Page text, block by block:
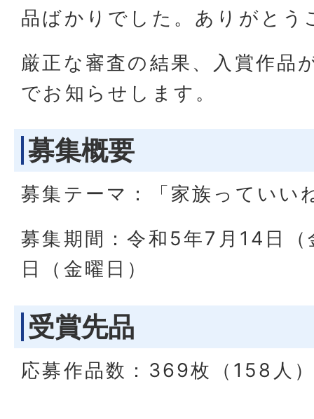
品ばかりでした。ありがとう
厳正な審査の結果、入賞作品
でお知らせします。
募集概要
募集テーマ：「家族っていい
募集期間：令和5年7月14日
日（金曜日）
受賞先品
応募作品数：369枚（158人